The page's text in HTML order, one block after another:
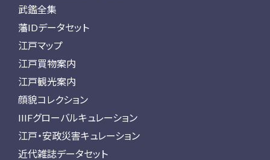
武鑑全集
藩IDデータセット
江戸マップ
江戸買物案内
江戸観光案内
顔貌コレクション
IIIFグローバルキュレーション
江戸・安政災害キュレーション
近代雑誌データセット